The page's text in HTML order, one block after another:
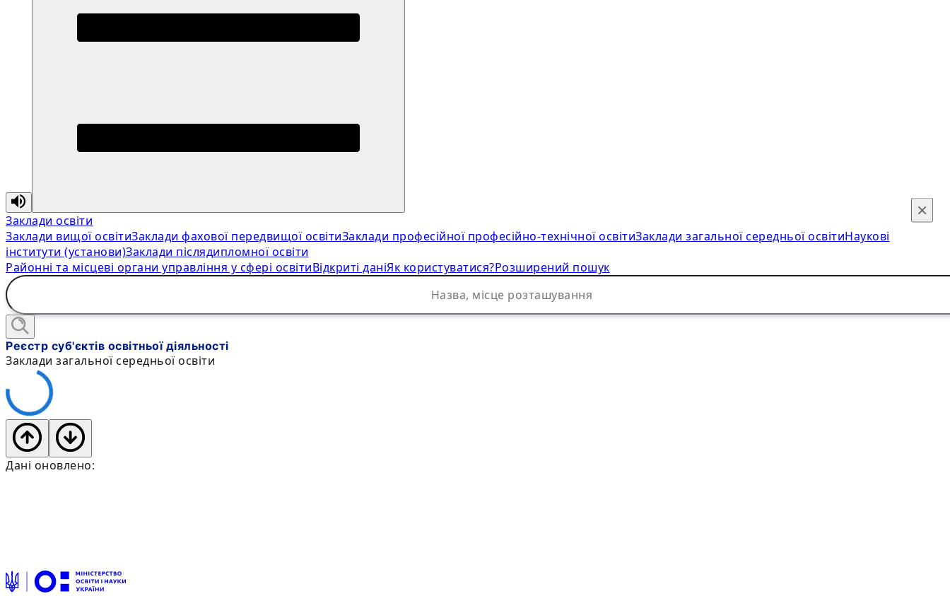
Заклади освіти
Заклади вищої освітиЗаклади фахової передвищої освітиЗаклади професійної професійно-технічної освітиЗаклади загальної середньої освітиНаукові
інститути (установи)Заклади післядипломної освіти
Районні та місцеві органи управління у сфері освітиВідкриті даніЯк користуватися?Розширений пошук
×
Реєстр суб'єктів освітньої діяльності
Заклади загальної середньої освіти
Дані оновлено: